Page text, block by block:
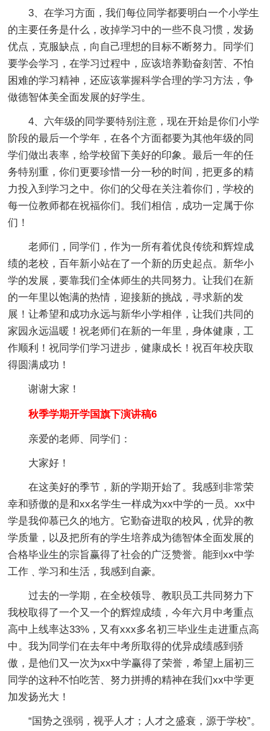
3、在学习方面，我们每位同学都要明白一个小学生
的主要任务是什么，改掉学习中的一些不良习惯，发扬
优点，克服缺点，向自己理想的目标不断努力。同学们
要学会学习，在学习过程中，应该培养勤奋刻苦、不怕
困难的学习精神，还应该掌握科学合理的学习方法，争
做德智体美全面发展的好学生。
4、六年级的同学要特别注意，现在开始是你们小学
阶段的最后一个学年，在各个方面都要为其他年级的同
学们做出表率，给学校留下美好的印象。最后一年的任
务特别重，你们更要珍惜一分一秒的时间，把更多的精
力投入到学习之中。你们的父母在关注着你们，学校的
每一位教师都在祝福你们。我们相信，成功一定属于你
们！
老师们，同学们，作为一所有着优良传统和辉煌成
绩的老校，百年新小站在了一个新的历史起点。新华小
学的发展，要靠我们全体师生的共同努力。让我们在新
的一年里以饱满的热情，迎接新的挑战，寻求新的发
展！让希望和成功永远与新华小学相伴，让我们共同的
家园永远温暖！祝老师们在新的一年里，身体健康，工
作顺利！祝同学们学习进步，健康成长！祝百年校庆取
得圆满成功！
谢谢大家！
秋季学期开学国旗下演讲稿6
亲爱的老师、同学们：
大家好！
在这美好的季节，新的学期开始了。我感到非常荣
幸和骄傲的是和xx名学生一样成为xx中学的一员。xx中
学是我仰慕已久的地方。它勤奋进取的校风，优异的教
学质量，以及把所有的学生培养成为德智体全面发展的
合格毕业生的宗旨赢得了社会的广泛赞誉。能到xx中学
工作﹑学习和生活，我感到自豪。
过去的一学期，在全校领导、教职员工共同努力下
我校取得了一个又一个的辉煌成绩，今年六月中考重点
高中上线率达33%，又有xxx多名初三毕业生走进重点高
中。我为同学们在去年中考所取得的优异成绩感到骄
傲，是他们又一次为xx中学赢得了荣誉，希望上届初三
同学的这种不怕吃苦、努力拼搏的精神在我们xx中学更
加发扬光大！
“国势之强弱，视乎人才；人才之盛衰，源于学校”。